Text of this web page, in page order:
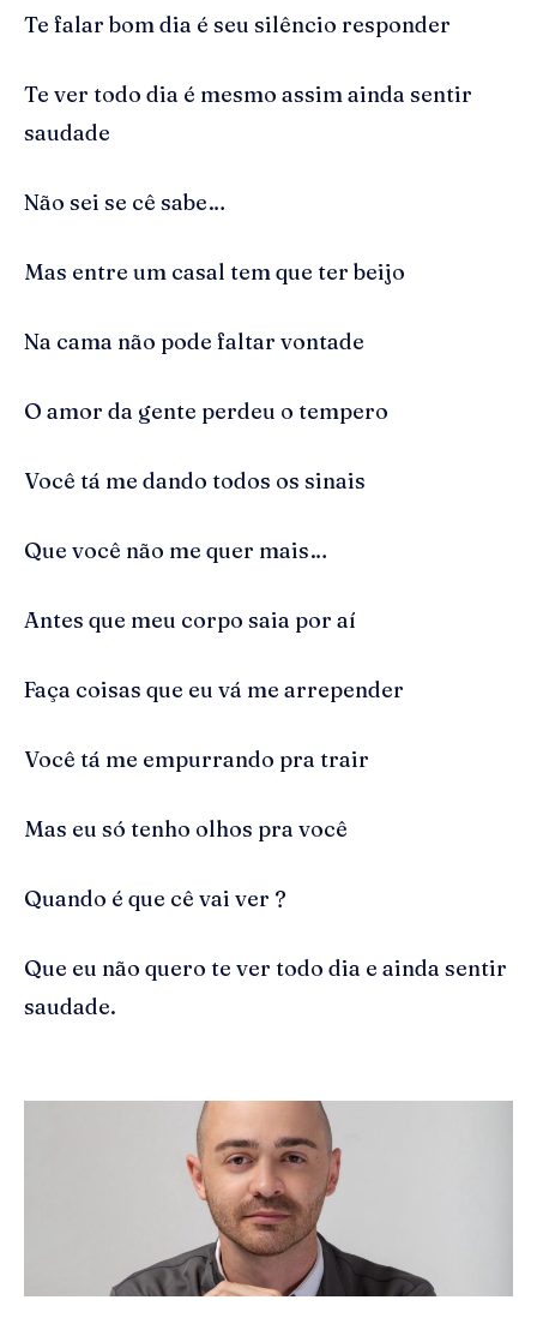
Te falar bom dia é seu silêncio responder
Te ver todo dia é mesmo assim ainda sentir
saudade
Não sei se cê sabe…
Mas entre um casal tem que ter beijo
Na cama não pode faltar vontade
O amor da gente perdeu o tempero
Você tá me dando todos os sinais
Que você não me quer mais…
Antes que meu corpo saia por aí
Faça coisas que eu vá me arrepender
Você tá me empurrando pra trair
Mas eu só tenho olhos pra você
Quando é que cê vai ver ?
Que eu não quero te ver todo dia e ainda sentir
saudade.